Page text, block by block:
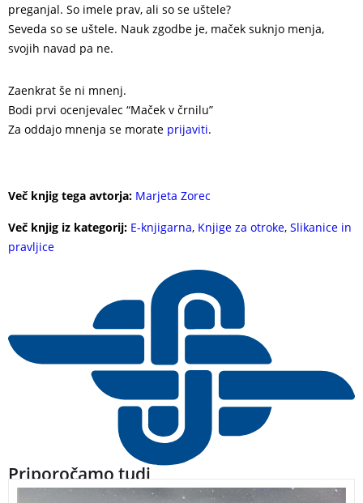
preganjal. So imele prav, ali so se uštele?
Seveda so se uštele. Nauk zgodbe je, maček suknjo menja,
svojih navad pa ne.
Zaenkrat še ni mnenj.
Bodi prvi ocenjevalec “Maček v črnilu”
Za oddajo mnenja se morate prijaviti.
Več knjig tega avtorja: Marjeta Zorec
Več knjig iz kategorij: E-knjigarna, Knjige za otroke, Slikanice in
pravljice
Priporočamo tudi